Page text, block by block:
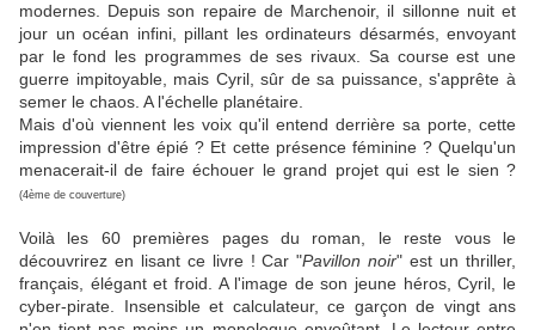
modernes. Depuis son repaire de Marchenoir, il sillonne nuit et
jour un océan infini, pillant les ordinateurs désarmés, envoyant
par le fond les programmes de ses rivaux. Sa course est une
guerre impitoyable, mais Cyril, sûr de sa puissance, s'apprête à
semer le chaos. A l'échelle planétaire.
Mais d'où viennent les voix qu'il entend derrière sa porte, cette
impression d'être épié ? Et cette présence féminine ? Quelqu'un
menacerait-il de faire échouer le grand projet qui est le sien ?
(4ème de couverture)
Voilà les 60 premières pages du roman, le reste vous le
découvrirez en lisant ce livre ! Car "Pavillon noir" est un thriller,
français, élégant et froid. A l'image de son jeune héros, Cyril, le
cyber-pirate. Insensible et calculateur, ce garçon de vingt ans